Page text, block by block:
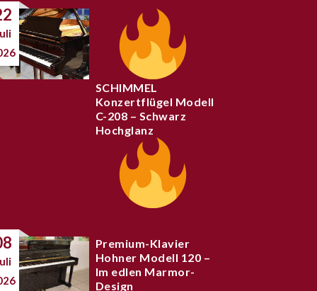
SCHIMMEL
Konzertflügel Modell
C-208 – Schwarz
Hochglanz
Premium-Klavier
Hohner Modell 120 –
Im edlen Marmor-
Design